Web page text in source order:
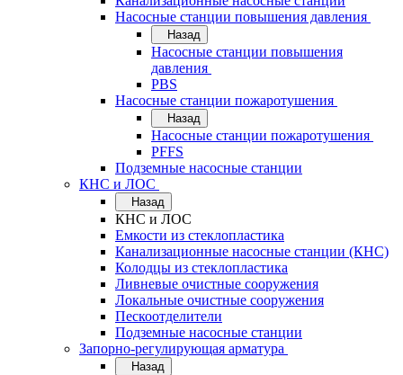
Насосные станции повышения давления
Назад
Насосные станции повышения
давления
PBS
Насосные станции пожаротушения
Назад
Насосные станции пожаротушения
PFFS
Подземные насосные станции
КНС и ЛОС
Назад
КНС и ЛОС
Емкости из стеклопластика
Канализационные насосные станции (КНС)
Колодцы из стеклопластика
Ливневые очистные сооружения
Локальные очистные сооружения
Пескоотделители
Подземные насосные станции
Запорно-регулирующая арматура
Назад